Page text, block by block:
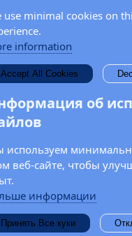
Контактная
Свяжитесь с
Введите Ваше имя и
новостей и обновлений
use minimal cookies on
information
Accept All Cookies
об
веб-сайте, чтобы
информации
Принять Все куки